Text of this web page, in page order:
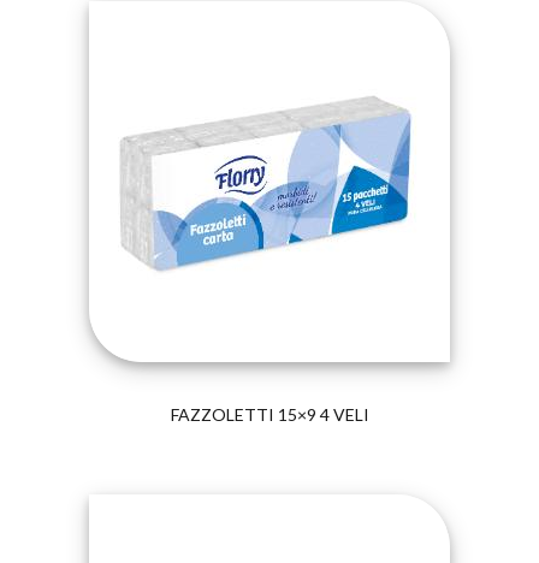
FAZZOLETTI 15×9 4 VELI